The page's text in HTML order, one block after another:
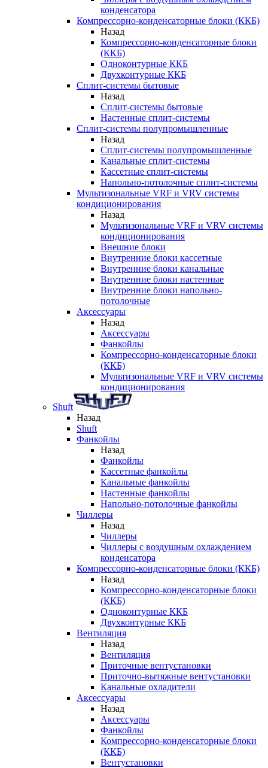
конденсатора
Компрессорно-конденсаторные блоки (ККБ)
Назад
Компрессорно-конденсаторные блоки
(ККБ)
Одноконтурные ККБ
Двухконтурные ККБ
Сплит-системы бытовые
Назад
Сплит-системы бытовые
Настенные сплит-системы
Сплит-системы полупромышленные
Назад
Сплит-системы полупромышленные
Канальные сплит-системы
Кассетные сплит-системы
Напольно-потолочные сплит-системы
Мультизональные VRF и VRV системы
кондиционирования
Назад
Мультизональные VRF и VRV системы
кондиционирования
Внешние блоки
Внутренние блоки кассетные
Внутренние блоки канальные
Внутренние блоки настенные
Внутренние блоки напольно-
потолочные
Аксессуары
Назад
Аксессуары
Фанкойлы
Компрессорно-конденсаторные блоки
(ККБ)
Мультизональные VRF и VRV системы
кондиционирования
Shuft
Назад
Shuft
Фанкойлы
Назад
Фанкойлы
Кассетные фанкойлы
Канальные фанкойлы
Настенные фанкойлы
Напольно-потолочные фанкойлы
Чиллеры
Назад
Чиллеры
Чиллеры с воздушным охлаждением
конденсатора
Компрессорно-конденсаторные блоки (ККБ)
Назад
Компрессорно-конденсаторные блоки
(ККБ)
Одноконтурные ККБ
Двухконтурные ККБ
Вентиляция
Назад
Вентиляция
Приточные вентустановки
Приточно-вытяжные вентустановки
Канальные охладители
Аксессуары
Назад
Аксессуары
Фанкойлы
Компрессорно-конденсаторные блоки
(ККБ)
Вентустановки